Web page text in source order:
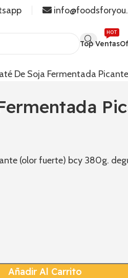
Top Ventas
HOT
De Soja Fermentada
(olor fuerte) bcy 380g.
Añadir Al Carrito